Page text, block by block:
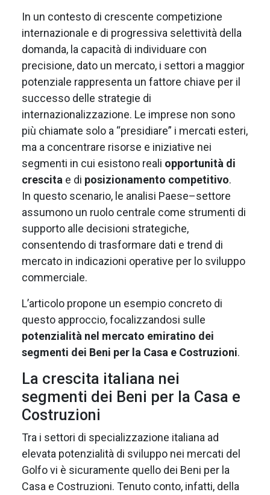
In un contesto di crescente competizione
internazionale e di progressiva selettività della
domanda, la capacità di individuare con
precisione, dato un mercato, i settori a maggior
potenziale rappresenta un fattore chiave per il
successo delle strategie di
internazionalizzazione. Le imprese non sono
più chiamate solo a “presidiare” i mercati esteri,
ma a concentrare risorse e iniziative nei
segmenti in cui esistono reali opportunità di
crescita e di posizionamento competitivo.
In questo scenario, le analisi Paese–settore
assumono un ruolo centrale come strumenti di
supporto alle decisioni strategiche,
consentendo di trasformare dati e trend di
mercato in indicazioni operative per lo sviluppo
commerciale.
L’articolo propone un esempio concreto di
questo approccio, focalizzandosi sulle
potenzialità nel mercato emiratino dei
segmenti dei Beni per la Casa e Costruzioni.
La crescita italiana nei
segmenti dei Beni per la Casa e
Costruzioni
Tra i settori di specializzazione italiana ad
elevata potenzialità di sviluppo nei mercati del
Golfo vi è sicuramente quello dei Beni per la
Casa e Costruzioni. Tenuto conto, infatti, della